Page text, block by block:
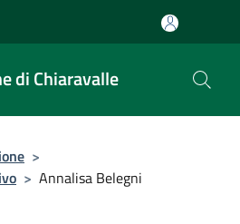
di Chiaravalle
>
> Annalisa Belegni